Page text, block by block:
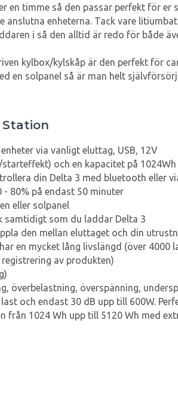
en timme så den passar perfekt för
anslutna enheterna. Tack vare
i så den alltid är redo för både
kylbox/kylskåp är den perfekt för
en solpanel så är man helt
Station
via vanligt eluttag, USB, 12V
och en kapacitet på
din Delta 3 med bluetooth eller
- 80% på endast 50 minuter
eller solpanel
samtidigt som du laddar Delta 3
den mellan eluttaget och din
en mycket lång livslängd (över 4000
av produkten)
överbelastning, överspänning,
och endast 30 dB upp till 600W.
från 1024 Wh upp till 5120 Wh med